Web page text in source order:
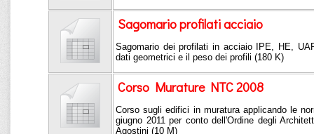
Sagomario profilati acciaio
Sagomario dei profilati in acciaio IPE, HE,
dati geometrici e il peso dei profili (180 K)
Corso Murature NTC 2008
Corso sugli edifici in muratura applicando le
giugno 2011 per conto dell'Ordine degli
Agostini (10 M)